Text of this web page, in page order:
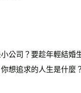
公司？要趁年輕結婚
想追求的人生是什麼